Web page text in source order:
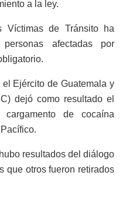
a la ley.
Víctimas de Tránsito ha
afectadas por
Ejército de Guatemala y
dejó como resultado el
de cocaína
resultados del diálogo
que otros fueron retirados